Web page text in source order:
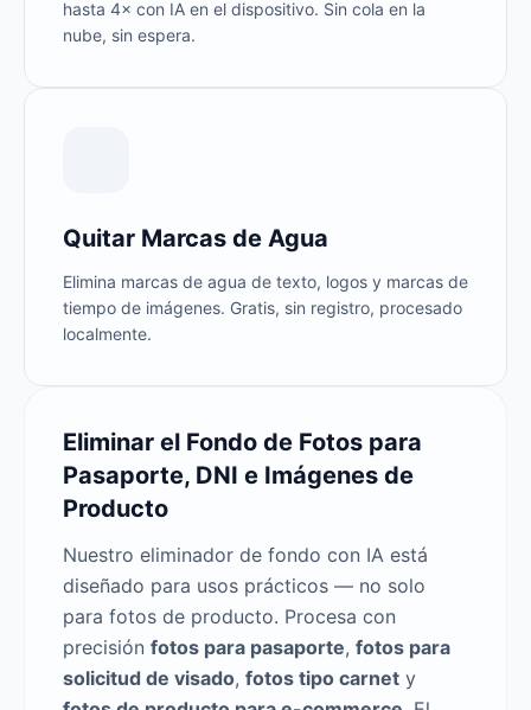
hasta 4× con IA en el dispositivo. Sin cola en la
nube, sin espera.
Quitar Marcas de Agua
Elimina marcas de agua de texto, logos y marcas de
tiempo de imágenes. Gratis, sin registro, procesado
localmente.
Eliminar el Fondo de Fotos para
Pasaporte, DNI e Imágenes de
Producto
Nuestro eliminador de fondo con IA está
diseñado para usos prácticos — no solo
para fotos de producto. Procesa con
precisión fotos para pasaporte, fotos para
solicitud de visado, fotos tipo carnet y